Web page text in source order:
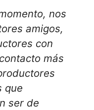
nos
amigos,
con
más
que
ser de